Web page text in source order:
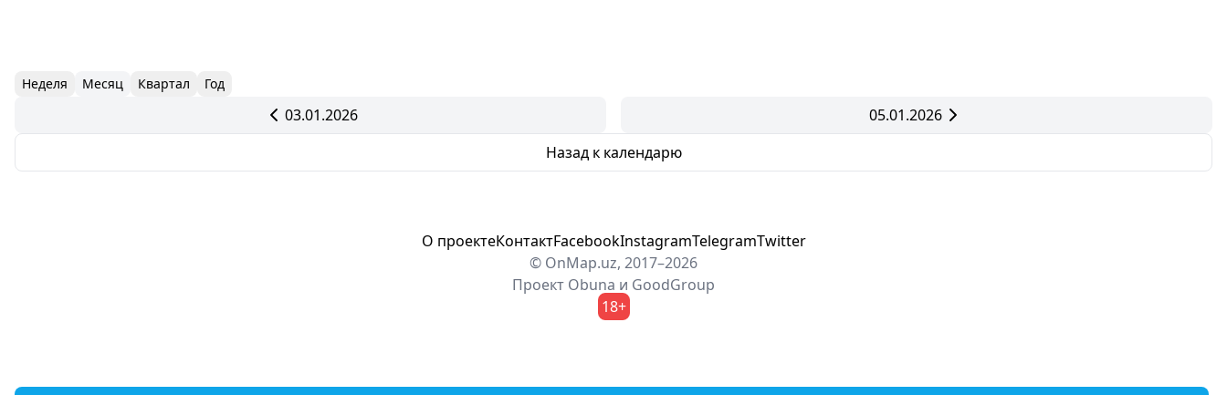
Неделя Месяц Квартал Год
03.01.2026
05.01.2026
Назад к календарю
О проектеКонтактFacebookInstagramTelegramTwitter
© OnMap.uz, 2017–2026
Проект Obuna и GoodGroup
18+